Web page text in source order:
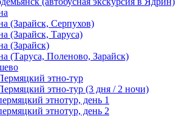
(Зарайск, Серпухов)
(Зарайск, Таруса)
(Зарайск)
(Таруса, Поленово, Зарайск)
этно-тур
этно-тур (3 дня / 2 ночи)
этнотур, день 1
этнотур, день 2